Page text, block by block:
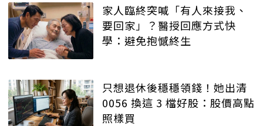
家人臨終突喊「有人來接我、
要回家」？醫授回應方式快
學：避免抱憾終生
只想退休後穩穩領錢！她出清
0056 換這 3 檔好股：股價高點
照樣買